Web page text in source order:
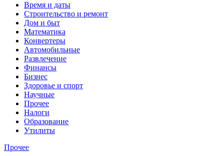
Время и даты
Строительство и ремонт
Дом и быт
Математика
Конвертеры
Автомобильные
Развлечение
Финансы
Бизнес
Здоровье и спорт
Научные
Прочее
Налоги
Образование
Утилиты
Прочее